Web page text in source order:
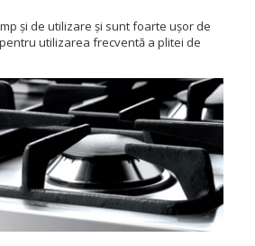
și de utilizare și sunt foarte ușor de
utilizarea frecventă a plitei de